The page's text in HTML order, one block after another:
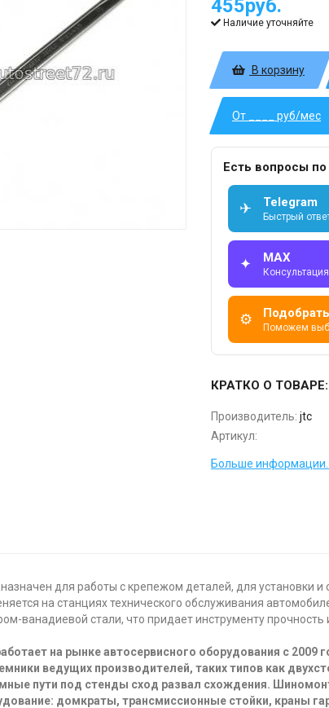
455руб.
Наличие уточняйте
В корзину
От ____ руб/мес
Есть вопросы по
✈ Telegram
Быстрый
✦ MAX
Консультация
⚙ Поможем
КРАТКО О ТОВАРЕ:
Производитель: jtc
Артикул:
Больше информации...
для работы с крепежом деталей, для установки и
на станциях технического обслуживания
ванадиевой стали, что придает инструменту прочность
на рынке автосервисного оборудования с
ведущих производителей, таких типов как
пути под стенды сход развал схождения.
домкраты, трансмиссионные стойки, краны